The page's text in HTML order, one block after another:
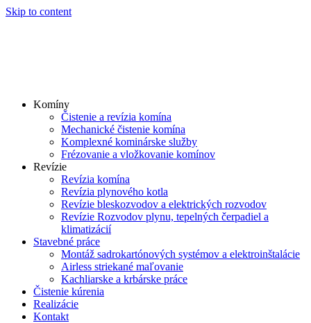
Skip to content
Komíny
Čistenie a revízia komína
Mechanické čistenie komína
Komplexné kominárske služby
Frézovanie a vložkovanie komínov
Revízie
Revízia komína
Revízia plynového kotla
Revízie bleskozvodov a elektrických rozvodov
Revízie Rozvodov plynu, tepelných čerpadiel a
klimatizácií
Stavebné práce
Montáž sadrokartónových systémov a elektroinštalácie
Airless striekané maľovanie
Kachliarske a krbárske práce
Čistenie kúrenia
Realizácie
Kontakt